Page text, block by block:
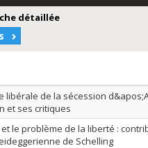
détaillée
en ordre décroissant
par titre en ordre décroissant
libérale de la sécession
et ses critiques
et le problème de la liberté :
de Schelling